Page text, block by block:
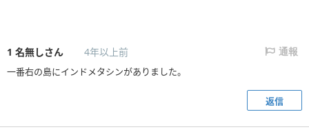
1 名無しさん 4年以上前 通報
一番右の島にインドメタシンがありました。
返信